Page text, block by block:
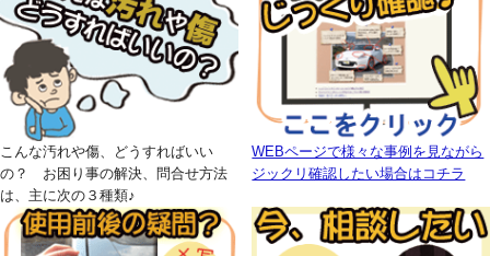
こんな汚れや傷、どうすればいい
の？ お困り事の解決、問合せ方法
は、主に次の３種類♪
WEBページで様々な事例を見ながら
ジックリ確認したい場合はコチラ